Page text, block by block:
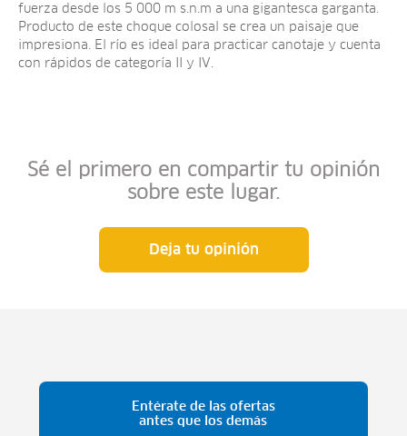
fuerza desde los 5 000 m s.n.m a una gigantesca garganta.
Producto de este choque colosal se crea un paisaje que
impresiona. El río es ideal para practicar canotaje y cuenta
con rápidos de categoría II y IV.
Sé el primero en compartir tu opinión
sobre este lugar.
Deja tu opinión
Entérate de las ofertas
antes que los demás